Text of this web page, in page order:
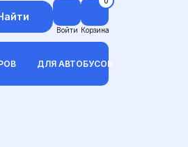
Войти Корзина
ДЛЯ АВТОБУСОВ